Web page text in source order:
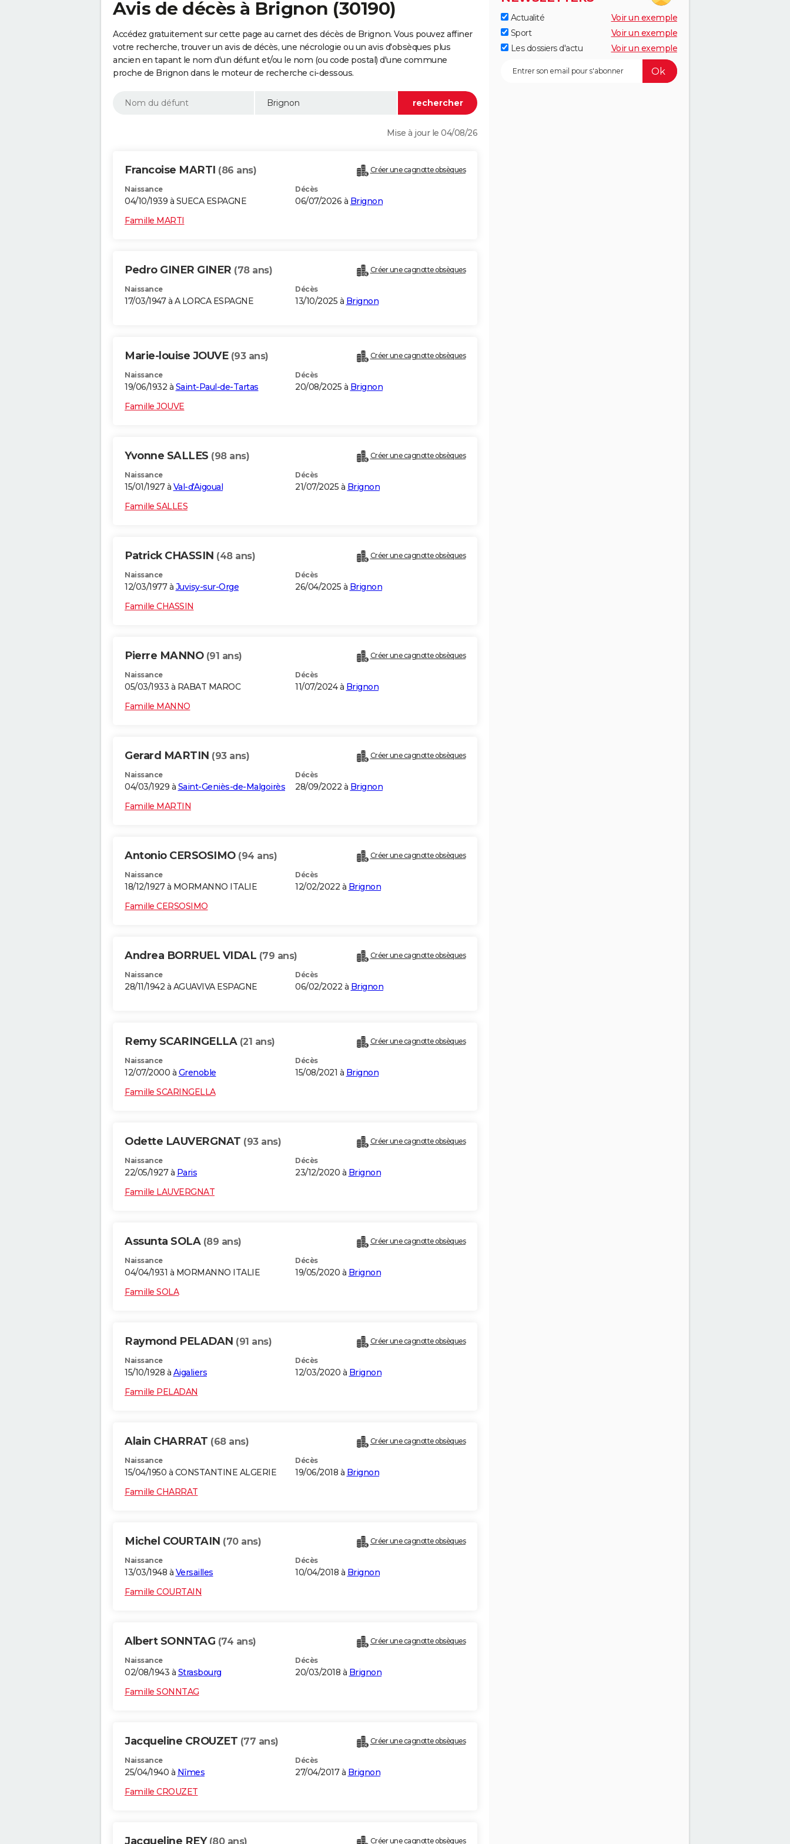
Avis de décès à Brignon (30190)
Accédez gratuitement sur cette page au carnet des décès de Brignon. Vous pouvez affiner
votre recherche, trouver un avis de décès, une nécrologie ou un avis d'obsèques plus
ancien en tapant le nom d'un défunt et/ou le nom (ou code postal) d'une commune
proche de Brignon dans le moteur de recherche ci-dessous.
Mise à jour le 04/08/26
Francoise MARTI (86 ans) Créer une cagnotte obsèques
Naissance
04/10/1939 à SUECA ESPAGNE
Décès
06/07/2026 à Brignon
Famille MARTI
Pedro GINER GINER (78 ans) Créer une cagnotte obsèques
Naissance
17/03/1947 à A LORCA ESPAGNE
Décès
13/10/2025 à Brignon
Marie-louise JOUVE (93 ans) Créer une cagnotte obsèques
Naissance
19/06/1932 à Saint-Paul-de-Tartas
Décès
20/08/2025 à Brignon
Famille JOUVE
Yvonne SALLES (98 ans) Créer une cagnotte obsèques
Naissance
15/01/1927 à Val-d'Aigoual
Décès
21/07/2025 à Brignon
Famille SALLES
Patrick CHASSIN (48 ans) Créer une cagnotte obsèques
Naissance
12/03/1977 à Juvisy-sur-Orge
Décès
26/04/2025 à Brignon
Famille CHASSIN
Pierre MANNO (91 ans) Créer une cagnotte obsèques
Naissance
05/03/1933 à RABAT MAROC
Décès
11/07/2024 à Brignon
Famille MANNO
Gerard MARTIN (93 ans) Créer une cagnotte obsèques
Naissance
04/03/1929 à Saint-Geniès-de-Malgoirès
Décès
28/09/2022 à Brignon
Famille MARTIN
Antonio CERSOSIMO (94 ans) Créer une cagnotte obsèques
Naissance
18/12/1927 à MORMANNO ITALIE
Décès
12/02/2022 à Brignon
Famille CERSOSIMO
Andrea BORRUEL VIDAL (79 ans) Créer une cagnotte obsèques
Naissance
28/11/1942 à AGUAVIVA ESPAGNE
Décès
06/02/2022 à Brignon
Remy SCARINGELLA (21 ans) Créer une cagnotte obsèques
Naissance
12/07/2000 à Grenoble
Décès
15/08/2021 à Brignon
Famille SCARINGELLA
Odette LAUVERGNAT (93 ans) Créer une cagnotte obsèques
Naissance
22/05/1927 à Paris
Décès
23/12/2020 à Brignon
Famille LAUVERGNAT
Assunta SOLA (89 ans) Créer une cagnotte obsèques
Naissance
04/04/1931 à MORMANNO ITALIE
Décès
19/05/2020 à Brignon
Famille SOLA
Raymond PELADAN (91 ans) Créer une cagnotte obsèques
Naissance
15/10/1928 à Aigaliers
Décès
12/03/2020 à Brignon
Famille PELADAN
Alain CHARRAT (68 ans) Créer une cagnotte obsèques
Naissance
15/04/1950 à CONSTANTINE ALGERIE
Décès
19/06/2018 à Brignon
Famille CHARRAT
Michel COURTAIN (70 ans) Créer une cagnotte obsèques
Naissance
13/03/1948 à Versailles
Décès
10/04/2018 à Brignon
Famille COURTAIN
Albert SONNTAG (74 ans) Créer une cagnotte obsèques
Naissance
02/08/1943 à Strasbourg
Décès
20/03/2018 à Brignon
Famille SONNTAG
Jacqueline CROUZET (77 ans) Créer une cagnotte obsèques
Naissance
25/04/1940 à Nîmes
Décès
27/04/2017 à Brignon
Famille CROUZET
Jacqueline REY (80 ans) Créer une cagnotte obsèques
Actualité
Voir un exemple
Sport
Voir un exemple
Les dossiers d'actu
Voir un exemple